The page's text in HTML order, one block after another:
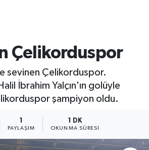
Çelikorduspor
sevinen Çelikorduspor.
İbrahim Yalçın'ın golüyle
şampiyon oldu.
PAYLAŞIM
1 DK
OKUNMA SÜRESI